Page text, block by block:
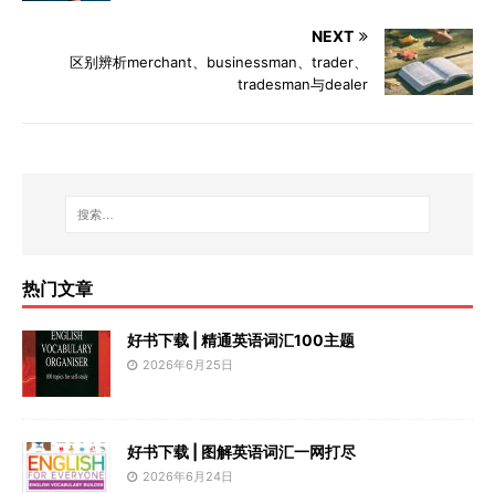
NEXT
区别辨析merchant、businessman、trader、
tradesman与dealer
热门文章
好书下载 | 精通英语词汇100主题
2026年6月25日
好书下载 | 图解英语词汇一网打尽
2026年6月24日